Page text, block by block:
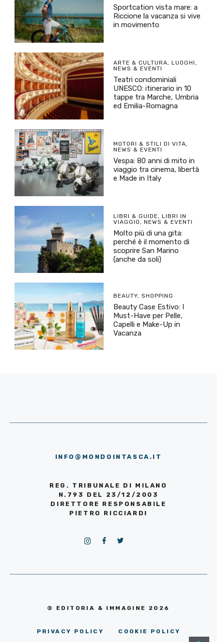
Sportcation vista mare: a
Riccione la vacanza si vive
in movimento
ARTE & CULTURA, LUOGHI,
NEWS & EVENTI
Teatri condominiali
UNESCO: itinerario in 10
tappe tra Marche, Umbria
ed Emilia-Romagna
MOTORI & STILI DI VITA,
NEWS & EVENTI
Vespa: 80 anni di mito in
viaggio tra cinema, libertà
e Made in Italy
LIBRI & GUIDE, LIBRI IN
VIAGGIO, NEWS & EVENTI
Molto più di una gita:
perché è il momento di
scoprire San Marino
(anche da soli)
BEAUTY, SHOPPING
Beauty Case Estivo: I
Must-Have per Pelle,
Capelli e Make-Up in
Vacanza
INFO@MONDOINTASCA.IT
REG. TRIBUNALE DI MILANO
N.793 DEL 23/12/2003
DIRETTORE RESPONSABILE
PIETRO RICCIARDI
© EDITORIA & IMMAGINE 2026
PRIVACY POLICY COOKIE POLICY